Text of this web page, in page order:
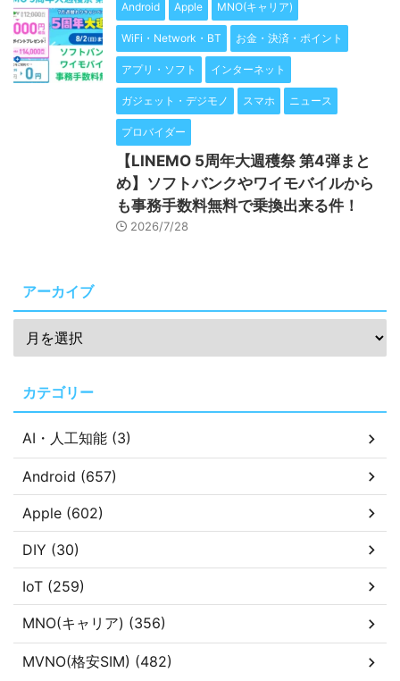
Android Apple MNO(キャリア)
WiFi・Network・BT お金・決済・ポイント
アプリ・ソフト インターネット
ガジェット・デジモノ スマホ ニュース
プロバイダー
【LINEMO 5周年大週穫祭 第4弾まと
め】ソフトバンクやワイモバイルから
も事務手数料無料で乗換出来る件！
2026/7/28
アーカイブ
カテゴリー
AI・人工知能 (3)
Android (657)
Apple (602)
DIY (30)
IoT (259)
MNO(キャリア) (356)
MVNO(格安SIM) (482)